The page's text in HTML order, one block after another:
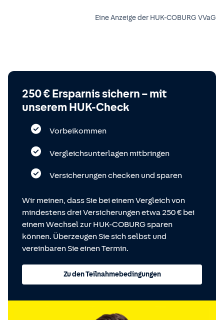
Eine Anzeige der HUK-COBURG VVaG
250 € Ersparnis sichern – mit
unserem HUK-Check
Vorbeikommen
Vergleichsunterlagen mitbringen
Versicherungen checken und sparen
Wir meinen, dass Sie bei einem Vergleich von
mindestens drei Versicherungen etwa 250 € bei
einem Wechsel zur HUK-COBURG sparen
können. Überzeugen Sie sich selbst und
vereinbaren Sie einen Termin.
Zu den Teilnahmebedingungen